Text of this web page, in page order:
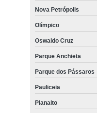
Nova Petrópolis
Olímpico
Oswaldo Cruz
Parque Anchieta
Parque dos Pássaros
Pauliceia
Planalto